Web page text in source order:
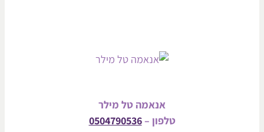
אנאמה טל מילר
טלפון –0504790536